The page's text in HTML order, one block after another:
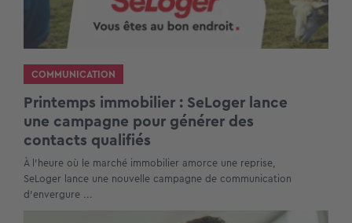
COMMUNICATION
Printemps immobilier : SeLoger lance
une campagne pour générer des
contacts qualifiés
À l’heure où le marché immobilier amorce une reprise,
SeLoger lance une nouvelle campagne de communication
d’envergure ...